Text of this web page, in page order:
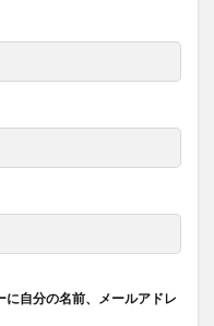
自分の名前、メールアドレ